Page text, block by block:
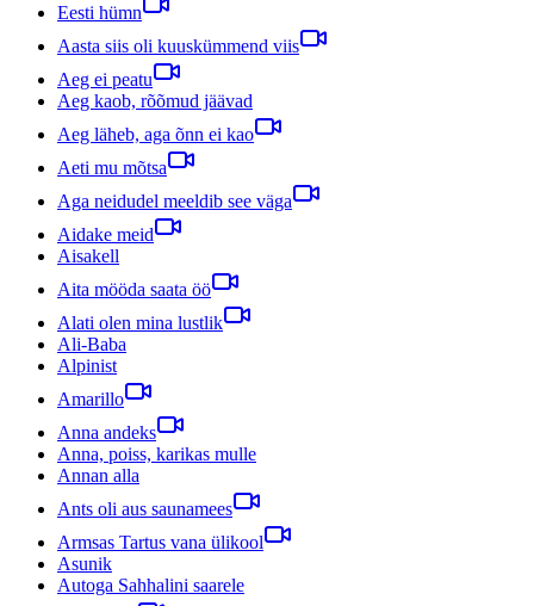
Eesti hümn
Aasta siis oli kuuskümmend viis
Aeg ei peatu
Aeg kaob, rõõmud jäävad
Aeg läheb, aga õnn ei kao
Aeti mu mõtsa
Aga neidudel meeldib see väga
Aidake meid
Aisakell
Aita mööda saata öö
Alati olen mina lustlik
Ali-Baba
Alpinist
Amarillo
Anna andeks
Anna, poiss, karikas mulle
Annan alla
Ants oli aus saunamees
Armsas Tartus vana ülikool
Asunik
Autoga Sahhalini saarele